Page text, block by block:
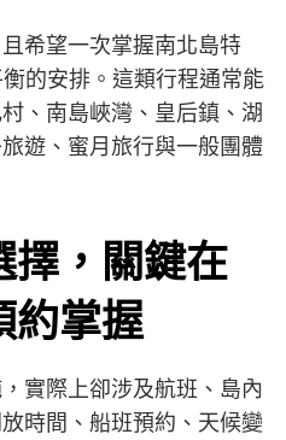
希望一次掌握南北島特
的安排。這類行程通常能
、南島峽灣、皇后鎮、湖
遊、蜜月旅行與一般團體
擇，關鍵在
約掌握
實際上卻涉及航班、島內
時間、船班預約、天候變